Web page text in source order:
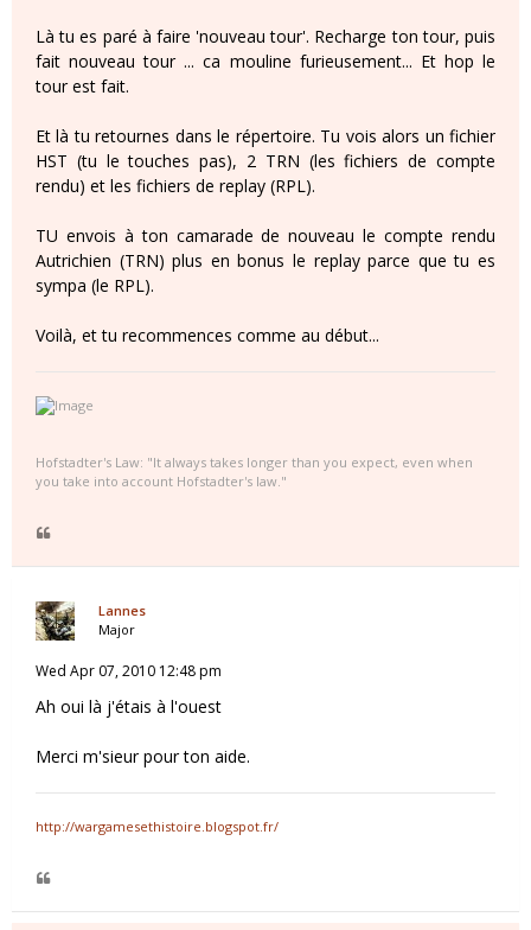
Là tu es paré à faire 'nouveau tour'. Recharge ton tour, puis
fait nouveau tour ... ca mouline furieusement... Et hop le
tour est fait.
Et là tu retournes dans le répertoire. Tu vois alors un fichier
HST (tu le touches pas), 2 TRN (les fichiers de compte
rendu) et les fichiers de replay (RPL).
TU envois à ton camarade de nouveau le compte rendu
Autrichien (TRN) plus en bonus le replay parce que tu es
sympa (le RPL).
Voilà, et tu recommences comme au début...
Hofstadter's Law: "It always takes longer than you expect, even when
you take into account Hofstadter's law."
Lannes
Major
Wed Apr 07, 2010 12:48 pm
Ah oui là j'étais à l'ouest
Merci m'sieur pour ton aide.
http://wargamesethistoire.blogspot.fr/